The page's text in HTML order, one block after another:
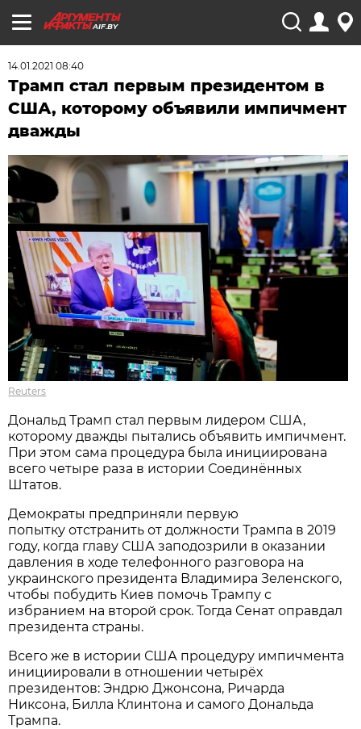
AIF.BY
14.01.2021 08:40
Трамп стал первым президентом в
США, которому объявили импичмент
дважды
Reuters
Дональд Трамп стал первым лидером США,
которому дважды пытались объявить импичмент.
При этом сама процедура была инициирована
всего четыре раза в истории Соединённых
Штатов.
Демократы предприняли первую
попытку отстранить от должности Трампа в 2019
году, когда главу США заподозрили в оказании
давления в ходе телефонного разговора на
украинского президента Владимира Зеленского,
чтобы побудить Киев помочь Трампу с
избранием на второй срок. Тогда Сенат оправдал
президента страны.
Всего же в истории США процедуру импичмента
инициировали в отношении четырёх
президентов: Эндрю Джонсона, Ричарда
Никсона, Билла Клинтона и самого Дональда
Трампа.